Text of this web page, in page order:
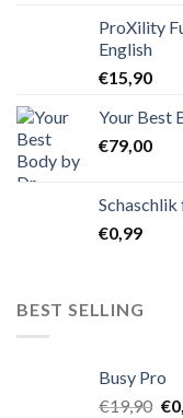
ProXility
English
€15,90
Your Best
€79,00
€0,99
BEST SELLING
Busy Pro
€19,90 €